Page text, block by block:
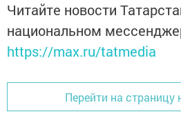
Читайте новости
национальном
https://max.ru/tatmedia
Перейти на страницу